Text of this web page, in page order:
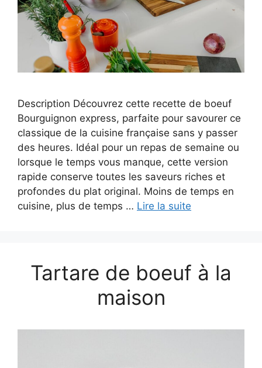
Description Découvrez cette recette de boeuf
Bourguignon express, parfaite pour savourer ce
classique de la cuisine française sans y passer
des heures. Idéal pour un repas de semaine ou
lorsque le temps vous manque, cette version
rapide conserve toutes les saveurs riches et
profondes du plat original. Moins de temps en
cuisine, plus de temps … Lire la suite
Tartare de boeuf à la
maison